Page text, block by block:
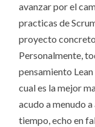
avanzar por el
practicas de
proyecto
Personalmente,
pensamiento
cual es la mejor
acudo a menudo
tiempo, echo en